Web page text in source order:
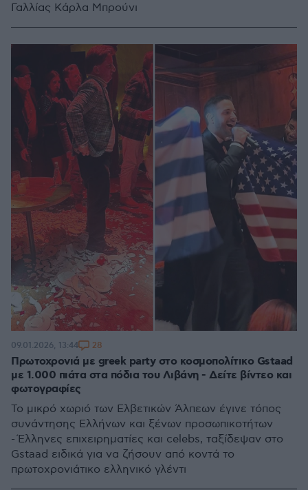
Γαλλίας Κάρλα Μπρούνι
Πρωτοχρονιά με greek party στο κοσμοπολίτικο Gstaad
με 1.000 πιάτα στα πόδια του Λιβάνη - Δείτε βίντεο και
φωτογραφίες
Το μικρό χωριό των Ελβετικών Άλπεων έγινε τόπος
συνάντησης Ελλήνων και ξένων προσωπικοτήτων
- Έλληνες επιχειρηματίες και celebs, ταξίδεψαν στο
Gstaad ειδικά για να ζήσουν από κοντά το
πρωτοχρονιάτικο ελληνικό γλέντι
09.01.2026, 13:44 28